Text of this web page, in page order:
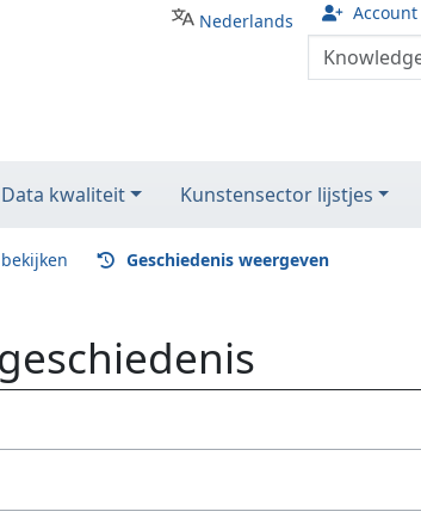
Nederlands
Data kwaliteit Kunstensector lijstjes
Geschiedenis weergeven